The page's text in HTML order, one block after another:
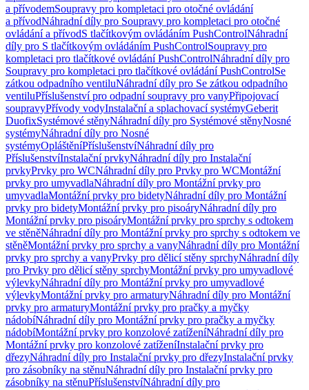
a přívodemSoupravy pro kompletaci pro otočné ovládání
a přívodNáhradní díly pro Soupravy pro kompletaci pro otočné
ovládání a přívodS tlačítkovým ovládáním PushControlNáhradní
díly pro S tlačítkovým ovládáním PushControlSoupravy pro
kompletaci pro tlačítkové ovládání PushControlNáhradní díly pro
Soupravy pro kompletaci pro tlačítkové ovládání PushControlSe
zátkou odpadního ventiluNáhradní díly pro Se zátkou odpadního
ventiluPříslušenství pro odpadní soupravy pro vanyPřipojovací
soupravyPřívody vodyInstalační a splachovací systémyGeberit
DuofixSystémové stěnyNáhradní díly pro Systémové stěnyNosné
systémyNáhradní díly pro Nosné
systémyOpláštěníPříslušenstvíNáhradní díly pro
PříslušenstvíInstalační prvkyNáhradní díly pro Instalační
prvkyPrvky pro WCNáhradní díly pro Prvky pro WCMontážní
prvky pro umyvadlaNáhradní díly pro Montážní prvky pro
umyvadlaMontážní prvky pro bidetyNáhradní díly pro Montážní
prvky pro bidetyMontážní prvky pro pisoáryNáhradní díly pro
Montážní prvky pro pisoáryMontážní prvky pro sprchy s odtokem
ve stěněNáhradní díly pro Montážní prvky pro sprchy s odtokem ve
stěněMontážní prvky pro sprchy a vanyNáhradní díly pro Montážní
prvky pro sprchy a vanyPrvky pro dělicí stěny sprchyNáhradní díly
pro Prvky pro dělicí stěny sprchyMontážní prvky pro umyvadlové
výlevkyNáhradní díly pro Montážní prvky pro umyvadlové
výlevkyMontážní prvky pro armaturyNáhradní díly pro Montážní
prvky pro armaturyMontážní prvky pro pračky a myčky
nádobíNáhradní díly pro Montážní prvky pro pračky a myčky
nádobíMontážní prvky pro konzolové zatíženíNáhradní díly pro
Montážní prvky pro konzolové zatíženíInstalační prvky pro
dřezyNáhradní díly pro Instalační prvky pro dřezyInstalační prvky
pro zásobníky na stěnuNáhradní díly pro Instalační prvky pro
zásobníky na stěnuPříslušenstvíNáhradní díly pro